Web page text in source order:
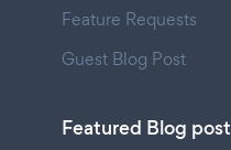
Feature Requests
Guest Blog Post
Featured Blog post